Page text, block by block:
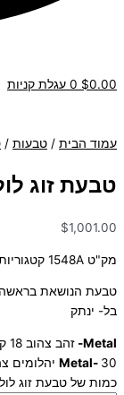
$0.00
0 עגלת קניות
עמוד הבית / טבעות /
טבעת זוג
$1,001.00
מק"ט 1548A
טבעת הנושאת בראשה
בל- ינתק
Metal- זהב צהוב 18 קראט
Metal- 30 יהלומים צהובים במשקל כולל 0.30 קראט
כמות של טבעת זוג